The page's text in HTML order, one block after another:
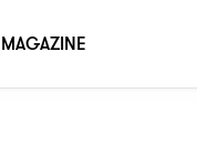
MAGAZINE